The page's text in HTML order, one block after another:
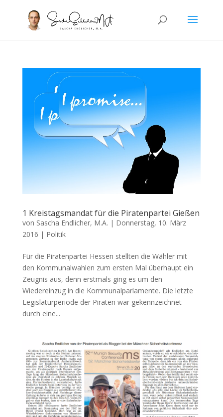
1 Kreistagsmandat für die Piratenpartei Gießen
von Sascha Endlicher, M.A. | Donnerstag, 10. März
2016 | Politik
Für die Piratenpartei Hessen stellten die Wähler mit
den Kommunalwahlen zum ersten Mal überhaupt ein
Zeugnis aus, denn erstmals ging es um den
Wiedereinzug in die Kommunalparlamente. Die letzte
Legislaturperiode der Piraten war gekennzeichnet
durch eine...